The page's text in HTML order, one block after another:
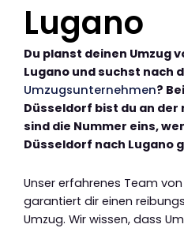
Lugano
Du planst deinen Umzug
Lugano und suchst nach
Umzugsunternehmen?
Düsseldorf bist du an
sind die Nummer eins,
Düsseldorf nach Lugano
Unser erfahrenes Team
garantiert dir einen
Umzug. Wir wissen, dass